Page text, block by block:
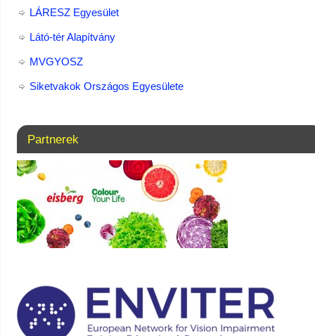
LÁRESZ Egyesület
Látó-tér Alapítvány
MVGYOSZ
Siketvakok Országos Egyesülete
Partnerek